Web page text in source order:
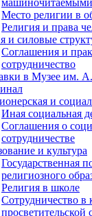
Место религии в
Религия и права
и силовые
Соглашения и
сотрудничество
в Музее им.
и
Иная социальная
Соглашения о
сотрудничестве
и культура
Государственная
религиозного
Религия в школе
Сотрудничество в
просветительской